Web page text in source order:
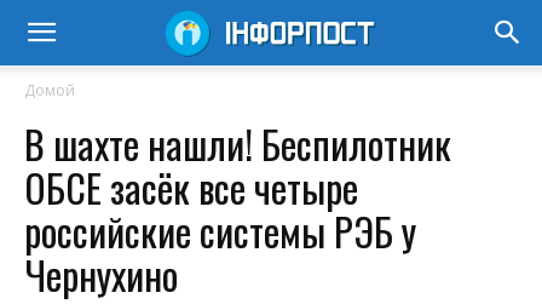
Домой
В шахте нашли! Беспилотник
ОБСЕ засёк все четыре
российские системы РЭБ у
Чернухино